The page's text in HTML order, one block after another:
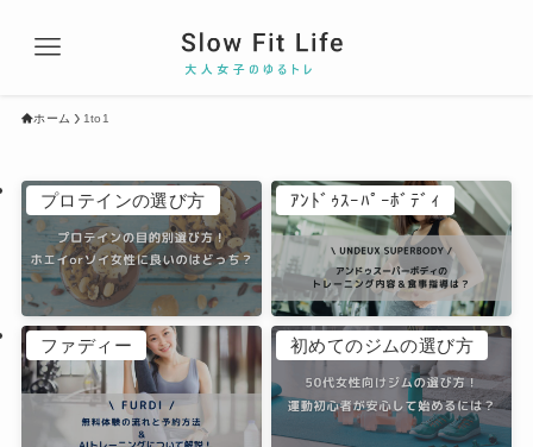
ホーム 1to1
プロテインの選び方 ｱﾝﾄﾞｩｽｰﾊﾟｰﾎﾞﾃﾞｨ
ファディー 初めてのジムの選び方